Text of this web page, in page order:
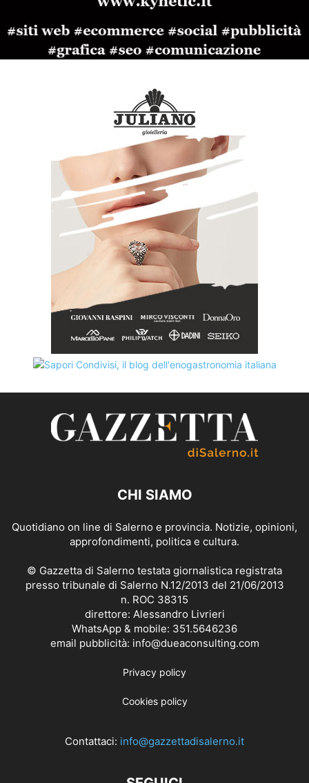
CHI SIAMO
Quotidiano on line di Salerno e provincia. Notizie, opinioni,
approfondimenti, politica e cultura.
© Gazzetta di Salerno testata giornalistica registrata
presso tribunale di Salerno N.12/2013 del 21/06/2013
n. ROC 38315
direttore: Alessandro Livrieri
WhatsApp & mobile: 351.5646236
email pubblicità: info@dueaconsulting.com
Privacy policy
Cookies policy
Contattaci: info@gazzettadisalerno.it